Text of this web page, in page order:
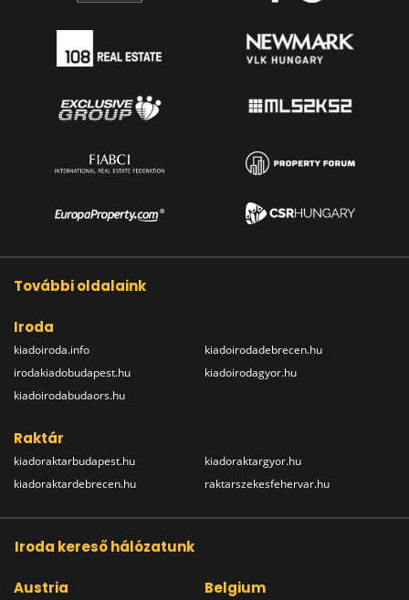
További oldalaink
Iroda
kiadoiroda.info
irodakiadobudapest.hu
kiadoirodabudaors.hu
kiadoirodadebrecen.hu
kiadoirodagyor.hu
Raktár
kiadoraktarbudapest.hu
kiadoraktardebrecen.hu
kiadoraktargyor.hu
raktarszekesfehervar.hu
Iroda kereső hálózatunk
Austria Belgium